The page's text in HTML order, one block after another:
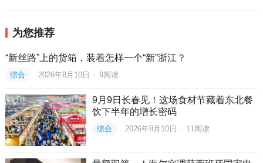
为您推荐
“新丝路”上的货箱，装着怎样一个“新”浙江？
综合 2026年8月10日 · 9阅读
9月9日长春见！这场食材节藏着东北餐
饮下半年的增长密码
综合 2026年8月10日 · 11 阅读